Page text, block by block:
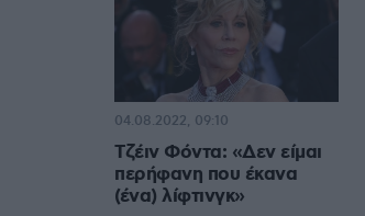
Τζέιν Φόντα: «Δεν είμαι
περήφανη που έκανα
(ένα) λίφτινγκ»
04.08.2022, 09:10